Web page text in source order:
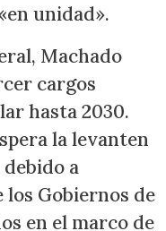
unidad».
Machado
cargos
hasta 2030.
la levanten
a
Gobiernos de
en el marco de